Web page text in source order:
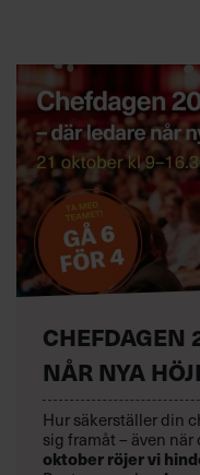
CHEFDAGEN
NÅR NYA
Hur säkerställer din
sig framåt – även när
oktoberröjer vi